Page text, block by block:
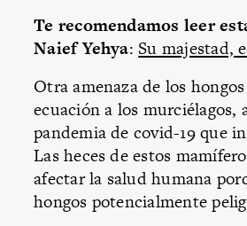
Te recomendamos leer
Naief Yehya: Su majestad,
Otra amenaza de los
ecuación a los murciélagos,
pandemia de covid-19 que
Las heces de estos
afectar la salud humana
hongos potencialmente